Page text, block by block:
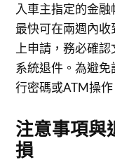
入車主指定的金
最快可在兩週內
上申請，務必確
系統退件。為避
行密碼或ATM操
注意事項與
損